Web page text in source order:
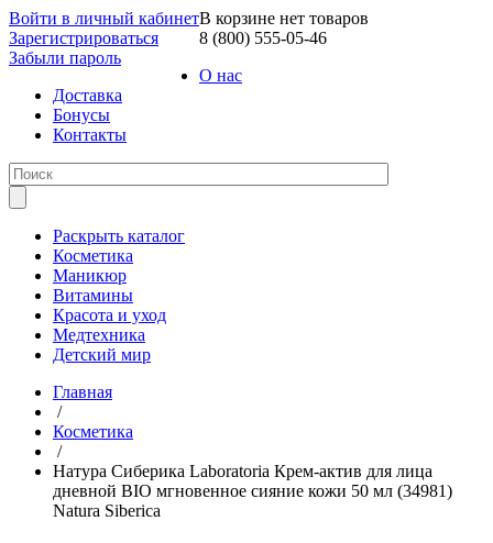
Войти в личный кабинет
Зарегистрироваться
Забыли пароль
В корзине нет товаров
8 (800) 555-05-46
О нас
Доставка
Бонусы
Контакты
Раскрыть каталог
Косметика
Маникюр
Витамины
Красота и уход
Медтехника
Детский мир
Главная
/
Косметика
/
Натура Сиберика Laboratoria Крем-актив для лица
дневной BIO мгновенное сияние кожи 50 мл (34981)
Natura Siberica